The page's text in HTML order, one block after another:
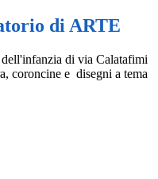
di ARTE
di via Calatafimi
coroncine e disegni a tema